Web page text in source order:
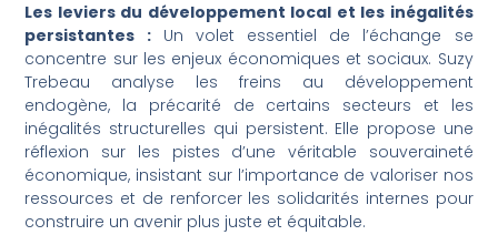
Les leviers du développement local et les inégalités
persistantes :Un volet essentiel de l’échange se
concentre sur les enjeux économiques et sociaux. Suzy
Trebeau analyse les freins au développement
endogène, la précarité de certains secteurs et les
inégalités structurelles qui persistent. Elle propose une
réflexion sur les pistes d’une véritable souveraineté
économique, insistant sur l’importance de valoriser nos
ressources et de renforcer les solidarités internes pour
construire un avenir plus juste et équitable.